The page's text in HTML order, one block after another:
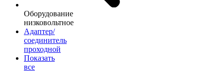
Оборудование
низковольтное
Адаптер/
соединитель
проходной
Показать
все